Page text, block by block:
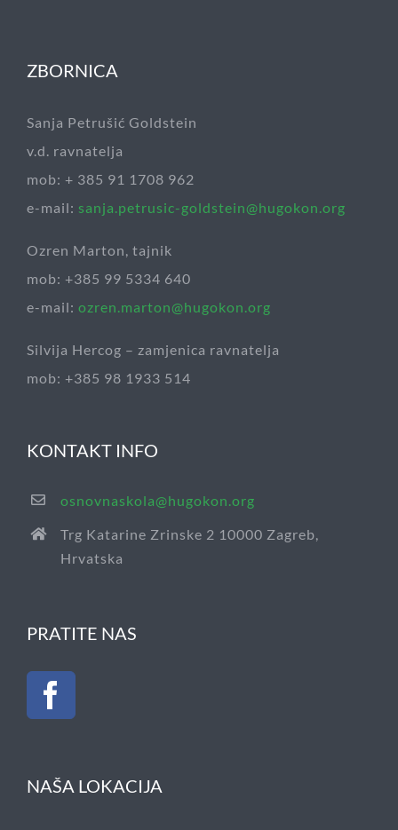
ZBORNICA
Sanja Petrušić Goldstein
v.d. ravnatelja
mob: + 385 91 1708 962
e-mail: sanja.petrusic-goldstein@hugokon.org
Ozren Marton, tajnik
mob: +385 99 5334 640
e-mail: ozren.marton@hugokon.org
Silvija Hercog – zamjenica ravnatelja
mob: +385 98 1933 514
KONTAKT INFO
osnovnaskola@hugokon.org
Trg Katarine Zrinske 2 10000 Zagreb,
Hrvatska
PRATITE NAS
NAŠA LOKACIJA